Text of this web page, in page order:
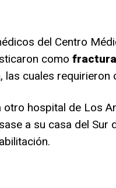
del Centro
como
, las cuales requirieron
hospital de Los
a su casa del Sur